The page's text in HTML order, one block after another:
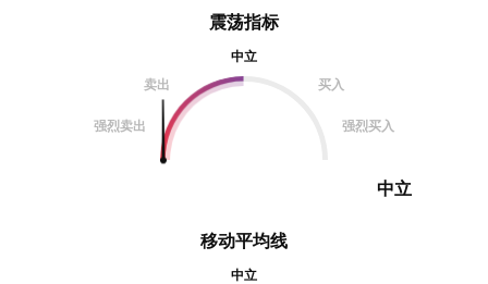
震荡指标
中立
卖出
买入
强烈卖出 强烈买入
中立
移动平均线
中立